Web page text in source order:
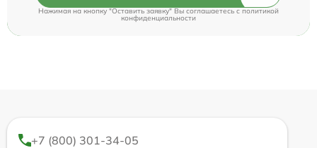
Нажимая на кнопку "Оставить заявку" Вы соглашаетесь cполитикой
конфиденциальности
+7 (800) 301-34-05